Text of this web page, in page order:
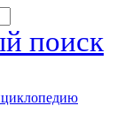
поиск